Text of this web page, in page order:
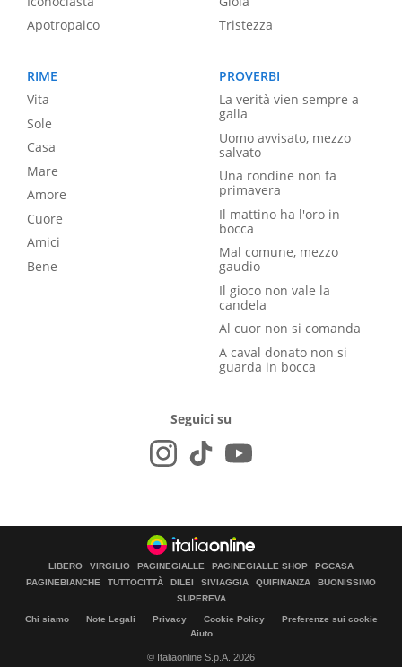
Apotropaico
Tristezza
RIME
Vita
Sole
Casa
Mare
Amore
Cuore
Amici
Bene
PROVERBI
La verità vien sempre a
galla
Uomo avvisato, mezzo
salvato
Una rondine non fa
primavera
Il mattino ha l'oro in
bocca
Mal comune, mezzo
gaudio
Il gioco non vale la
candela
Al cuor non si comanda
A caval donato non si
guarda in bocca
Seguici su
LIBERO VIRGILIO PAGINEGIALLE PAGINEGIALLE SHOP
PGCASA
PAGINEBIANCHE
TUTTOCITTÀ DILEI SIVIAGGIA QUIFINANZA
BUONISSIMO
SUPEREVA
Chi siamo Note Legali Privacy Cookie Policy
Preferenze sui cookie
Aiuto
© Italiaonline S.p.A. 2026